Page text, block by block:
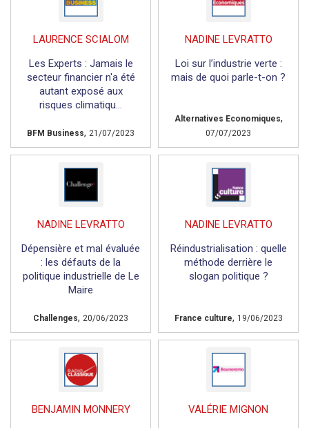
LAURENCE SCIALOM
Les Experts : Jamais le
secteur financier n'a été
autant exposé aux
risques climatiqu...
BFM Business, 21/07/2023
NADINE LEVRATTO
Loi sur l’industrie verte :
mais de quoi parle-t-on ?
Alternatives Economiques,
07/07/2023
NADINE LEVRATTO
Dépensière et mal évaluée
: les défauts de la
politique industrielle de Le
Maire
Challenges, 20/06/2023
NADINE LEVRATTO
Réindustrialisation : quelle
méthode derrière le
slogan politique ?
France culture, 19/06/2023
BENJAMIN MONNERY
VALÉRIE MIGNON